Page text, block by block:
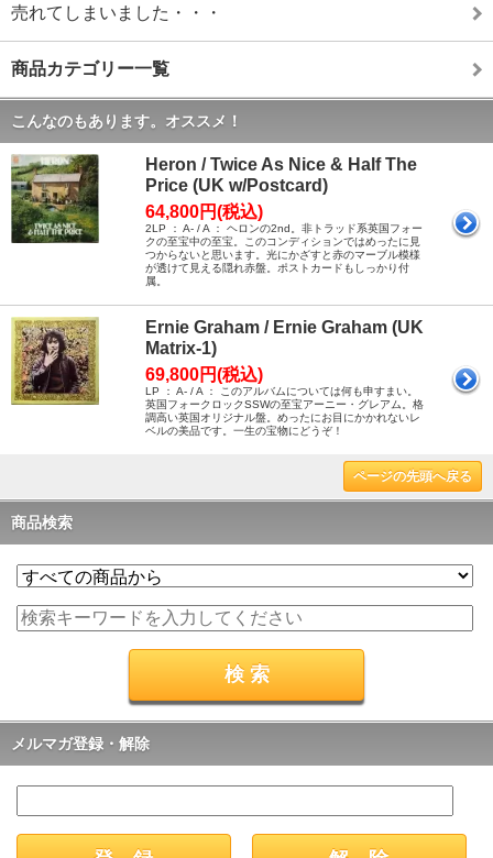
売れてしまいました・・・
商品カテゴリー一覧
こんなのもあります。オススメ！
Heron / Twice As Nice & Half The
Price (UK w/Postcard)
64,800円(税込)
2LP ： A- / A ： ヘロンの2nd。非トラッド系英国フォー
クの至宝中の至宝。このコンディションではめったに見
つからないと思います。光にかざすと赤のマーブル模様
が透けて見える隠れ赤盤。ポストカードもしっかり付
属。
Ernie Graham / Ernie Graham (UK
Matrix-1)
69,800円(税込)
LP ： A- / A ： このアルバムについては何も申すまい。
英国フォークロックSSWの至宝アーニー・グレアム。格
調高い英国オリジナル盤。めったにお目にかかれないレ
ベルの美品です。一生の宝物にどうぞ！
ページの先頭へ戻る
商品検索
メルマガ登録・解除